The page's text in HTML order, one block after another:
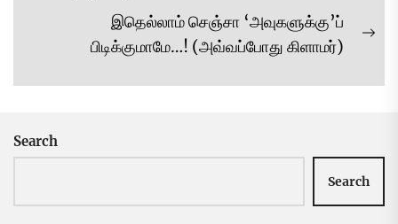
இதெல்லாம் செஞ்சா ‘அவுகளுக்கு’ப்
பிடிக்குமாமே…! (அவ்வப்போது கிளாமர்)
Search
Search